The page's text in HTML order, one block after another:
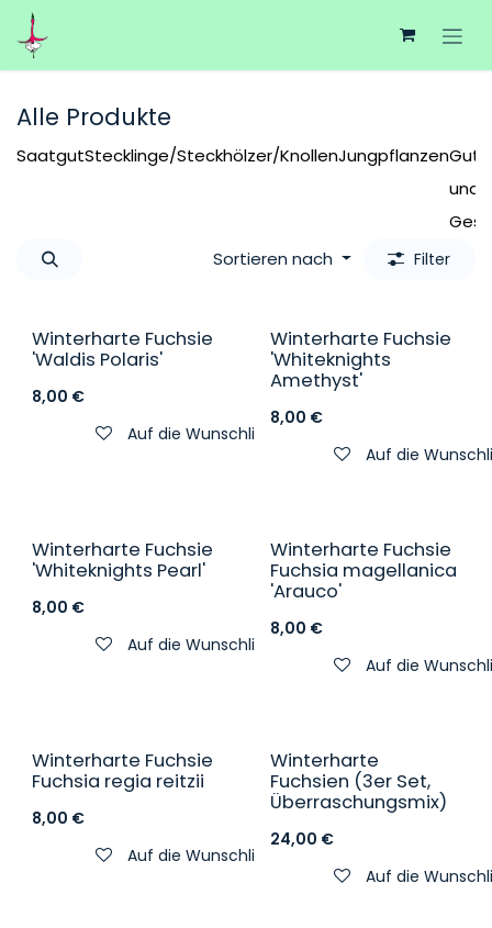
Zum Inhalt springen
Alle Produkte
SaatgutStecklinge/Steckhölzer/KnollenJungpflanzen
und
Sortieren nach
Filter
Winterharte Fuchsie
'Waldis Polaris'
8,00 €
Auf die Wunschliste
Winterharte Fuchsie
'Whiteknights
Amethyst'
8,00 €
Auf die
Winterharte Fuchsie
'Whiteknights Pearl'
8,00 €
Auf die Wunschliste
Winterharte Fuchsie
Fuchsia magellanica
'Arauco'
8,00 €
Auf die
Winterharte Fuchsie
Fuchsia regia reitzii
8,00 €
Auf die Wunschliste
Winterharte
Fuchsien (3er Set,
Überraschungsmix)
24,00 €
Auf die